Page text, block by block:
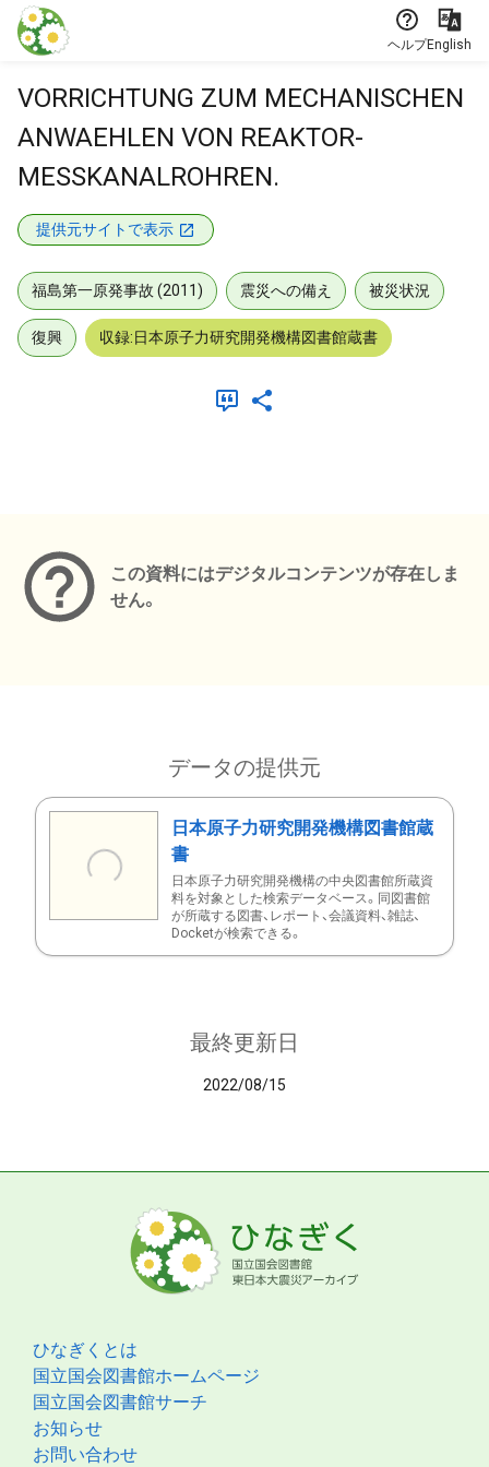
本文に飛ぶ
ヘルプEnglish
VORRICHTUNG ZUM MECHANISCHEN
ANWAEHLEN VON REAKTOR-
MESSKANALROHREN.
提供元サイトで表示
福島第一原発事故 (2011) 震災への備え 被災状況
復興 収録:日本原子力研究開発機構図書館蔵書
この資料にはデジタルコンテンツが存在しま
せん。
データの提供元
日本原子力研究開発機構図書館蔵
書
日本原子力研究開発機構の中央図書館所蔵資
料を対象とした検索データベース。同図書館
が所蔵する図書、レポート、会議資料、雑誌、
Docketが検索できる。
最終更新日
2022/08/15
ひなぎくとは
国立国会図書館ホームページ
国立国会図書館サーチ
お知らせ
お問い合わせ